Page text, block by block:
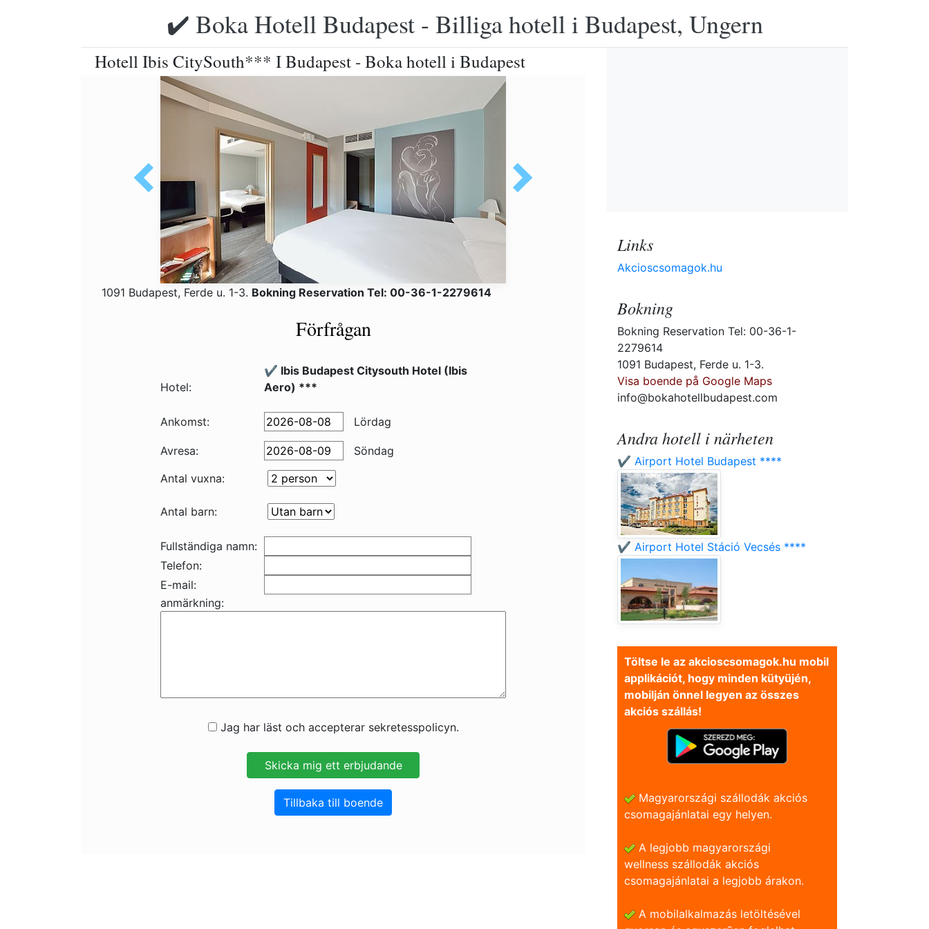
✔️ Boka Hotell Budapest - Billiga hotell i Budapest, Ungern
Hotell Ibis CitySouth*** I Budapest - Boka hotell i Budapest
1091 Budapest, Ferde u. 1-3. Bokning Reservation Tel: 00-36-1-2279614
Förfrågan
Hotel:
✔️ Ibis Budapest Citysouth Hotel (Ibis
Aero) ***
Ankomst: Lördag
Avresa:
Söndag
Antal vuxna:
Antal barn:
Fullständiga namn:
Telefon:
E-mail:
anmärkning:
Jag har läst och accepterar sekretesspolicyn.
Tillbaka till boende
Links
Akcioscsomagok.hu
Bokning
Bokning Reservation Tel: 00-36-1-
2279614
1091 Budapest, Ferde u. 1-3.
Visa boende på Google Maps
info@bokahotellbudapest.com
Andra hotell i närheten
✔️ Airport Hotel Budapest ****
✔️ Airport Hotel Stáció Vecsés ****
Töltse le az akcioscsomagok.hu mobil
applikációt, hogy minden kütyüjén,
mobilján önnel legyen az összes
akciós szállás!
Magyarországi szállodák akciós
csomagajánlatai egy helyen.
A legjobb magyarországi
wellness szállodák akciós
csomagajánlatai a legjobb árakon.
A mobilalkalmazás letöltésével